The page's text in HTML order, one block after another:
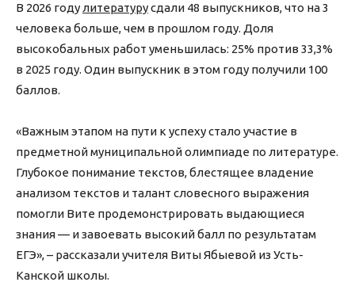
В 2026 году литературусдали 48 выпускников, что на 3
человека больше, чем в прошлом году. Доля
высокобальных работ уменьшилась: 25% против 33,3%
в 2025 году. Один выпускник в этом году получили 100
баллов.
«Важным этапом на пути к успеху стало участие в
предметной муниципальной олимпиаде по литературе.
Глубокое понимание текстов, блестящее владение
анализом текстов и талант словесного выражения
помогли Вите продемонстрировать выдающиеся
знания — и завоевать высокий балл по результатам
ЕГЭ», – рассказали учителя Виты Ябыевой из Усть-
Канской школы.